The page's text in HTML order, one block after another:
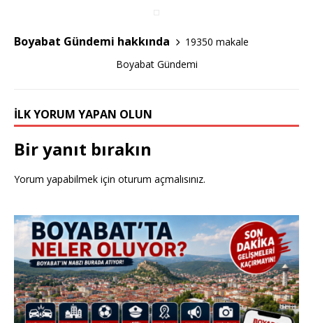
o
Boyabat Gündemi hakkında
19350 makale
Boyabat Gündemi
İLK YORUM YAPAN OLUN
Bir yanıt bırakın
Yorum yapabilmek için oturum açmalısınız.